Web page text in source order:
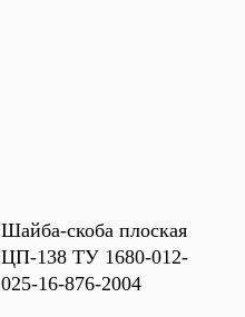
Шайба-скоба плоская
ЦП-138 ТУ 1680-012-
025-16-876-2004